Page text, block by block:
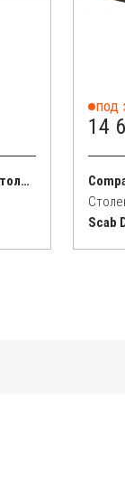
Compact Laminate для подстолья Nemo, Domino, Tiffany, Cross
под
14
Scab